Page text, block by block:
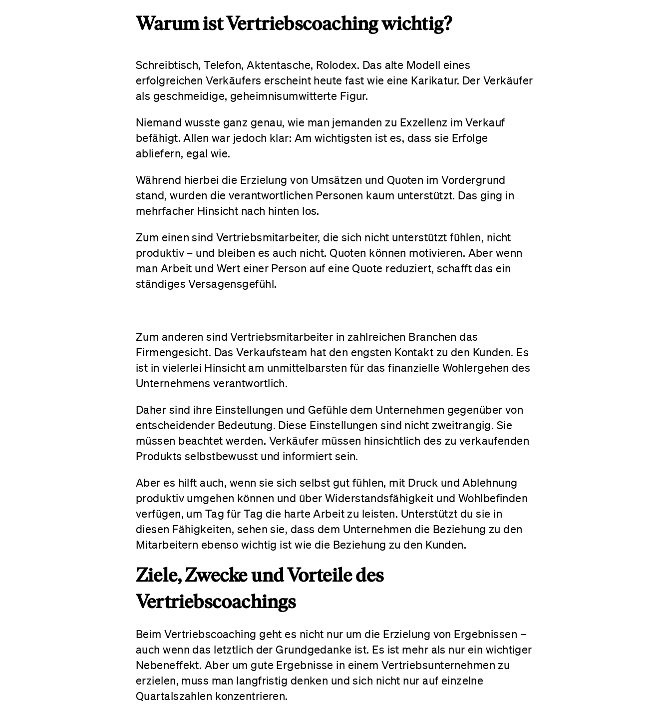
Warum ist Vertriebscoaching wichtig?
Schreibtisch, Telefon, Aktentasche, Rolodex. Das alte Modell eines
erfolgreichen Verkäufers erscheint heute fast wie eine Karikatur. Der Verkäufer
als geschmeidige, geheimnisumwitterte Figur.
Niemand wusste ganz genau, wie man jemanden zu Exzellenz im Verkauf
befähigt. Allen war jedoch klar: Am wichtigsten ist es, dass sie Erfolge
abliefern, egal wie.
Während hierbei die Erzielung von Umsätzen und Quoten im Vordergrund
stand, wurden die verantwortlichen Personen kaum unterstützt. Das ging in
mehrfacher Hinsicht nach hinten los.
Zum einen sind Vertriebsmitarbeiter, die sich nicht unterstützt fühlen, nicht
produktiv – und bleiben es auch nicht. Quoten können motivieren. Aber wenn
man Arbeit und Wert einer Person auf eine Quote reduziert, schafft das ein
ständiges Versagensgefühl.
Zum anderen sind Vertriebsmitarbeiter in zahlreichen Branchen das
Firmengesicht. Das Verkaufsteam hat den engsten Kontakt zu den Kunden. Es
ist in vielerlei Hinsicht am unmittelbarsten für das finanzielle Wohlergehen des
Unternehmens verantwortlich.
Daher sind ihre Einstellungen und Gefühle dem Unternehmen gegenüber von
entscheidender Bedeutung. Diese Einstellungen sind nicht zweitrangig. Sie
müssen beachtet werden. Verkäufer müssen hinsichtlich des zu verkaufenden
Produkts selbstbewusst und informiert sein.
Aber es hilft auch, wenn sie sich selbst gut fühlen, mit Druck und Ablehnung
produktiv umgehen können und über Widerstandsfähigkeit und Wohlbefinden
verfügen, um Tag für Tag die harte Arbeit zu leisten. Unterstützt du sie in
diesen Fähigkeiten, sehen sie, dass dem Unternehmen die Beziehung zu den
Mitarbeitern ebenso wichtig ist wie die Beziehung zu den Kunden.
Ziele, Zwecke und Vorteile des
Vertriebscoachings
Beim Vertriebscoaching geht es nicht nur um die Erzielung von Ergebnissen –
auch wenn das letztlich der Grundgedanke ist. Es ist mehr als nur ein wichtiger
Nebeneffekt. Aber um gute Ergebnisse in einem Vertriebsunternehmen zu
erzielen, muss man langfristig denken und sich nicht nur auf einzelne
Quartalszahlen konzentrieren.